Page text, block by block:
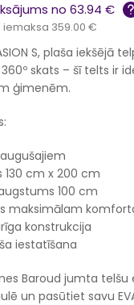
no 63.94 €
359.00 €
S, plaša iekšējā
skats – šī telts ir
ģimenēm.
cm x 200 cm
100 cm
maksimālam
konstrukcija
iestatīšana
Baroud jumta telšu
un pasūtiet savu